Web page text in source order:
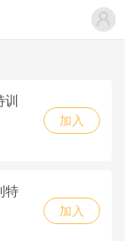
加入
特
加入